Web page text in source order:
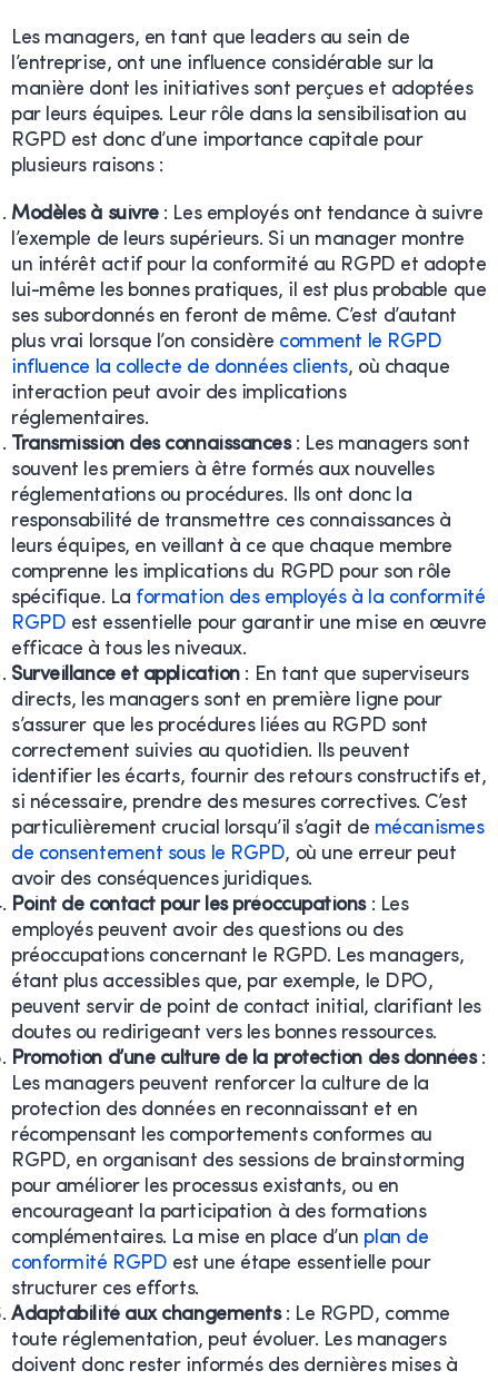
Les managers, en tant que leaders au sein de
l’entreprise, ont une influence considérable sur la
manière dont les initiatives sont perçues et adoptées
par leurs équipes. Leur rôle dans la sensibilisation au
RGPD est donc d’une importance capitale pour
plusieurs raisons :
Modèles à suivre: Les employés ont tendance à suivre
l’exemple de leurs supérieurs. Si un manager montre
un intérêt actif pour la conformité au RGPD et adopte
lui-même les bonnes pratiques, il est plus probable que
ses subordonnés en feront de même. C’est d’autant
plus vrai lorsque l’on considère comment le RGPD
influence la collecte de données clients, où chaque
interaction peut avoir des implications
réglementaires.
Transmission des connaissances: Les managers sont
souvent les premiers à être formés aux nouvelles
réglementations ou procédures. Ils ont donc la
responsabilité de transmettre ces connaissances à
leurs équipes, en veillant à ce que chaque membre
comprenne les implications du RGPD pour son rôle
spécifique. La formation des employés à la conformité
RGPD est essentielle pour garantir une mise en œuvre
efficace à tous les niveaux.
Surveillance et application: En tant que superviseurs
directs, les managers sont en première ligne pour
s’assurer que les procédures liées au RGPD sont
correctement suivies au quotidien. Ils peuvent
identifier les écarts, fournir des retours constructifs et,
si nécessaire, prendre des mesures correctives. C’est
particulièrement crucial lorsqu’il s’agit de mécanismes
de consentement sous le RGPD, où une erreur peut
avoir des conséquences juridiques.
Point de contact pour les préoccupations: Les
employés peuvent avoir des questions ou des
préoccupations concernant le RGPD. Les managers,
étant plus accessibles que, par exemple, le DPO,
peuvent servir de point de contact initial, clarifiant les
doutes ou redirigeant vers les bonnes ressources.
Promotion d’une culture de la protection des données:
Les managers peuvent renforcer la culture de la
protection des données en reconnaissant et en
récompensant les comportements conformes au
RGPD, en organisant des sessions de brainstorming
pour améliorer les processus existants, ou en
encourageant la participation à des formations
complémentaires. La mise en place d’un plan de
conformité RGPD est une étape essentielle pour
structurer ces efforts.
Adaptabilité aux changements: Le RGPD, comme
toute réglementation, peut évoluer. Les managers
doivent donc rester informés des dernières mises à